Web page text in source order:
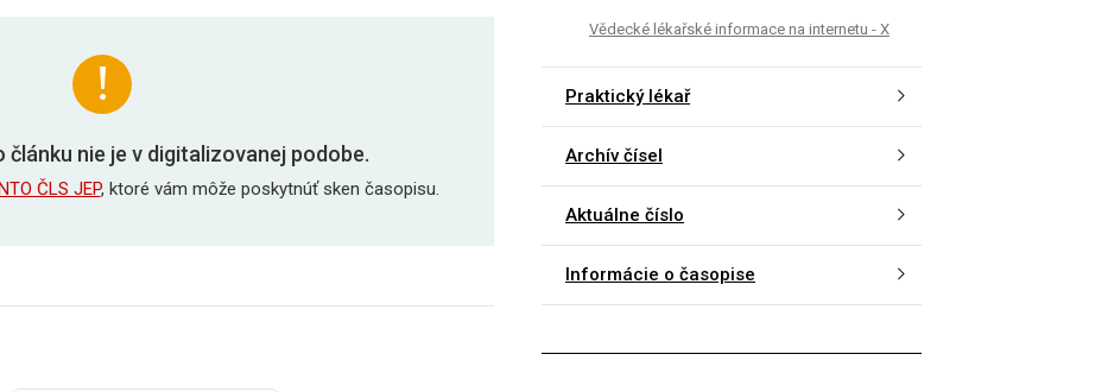
článku nie je v digitalizovanej podobe.
ČLS JEP, ktoré vám môže poskytnúť sken časopisu.
Vědecké lékařské informace na internetu - X
Praktický lékař
Archív čísel
Aktuálne číslo
Informácie o časopise